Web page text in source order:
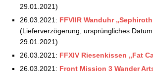
29.01.2021)
26.03.2021: FFVIIR Wanduhr
(Lieferverzögerung, ursprüngliches
29.01.2021)
26.03.2021: FFXIV Riesenkissen „Fat
26.03.2021: Front Mission 3 Wander